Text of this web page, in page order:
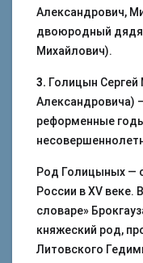
Александрович,
двоюродный дядя
Михайлович).
3. Голицын
Александровича)
реформенные
Род Голицыных —
России в XV
словаре»
княжеский род,
Литовского